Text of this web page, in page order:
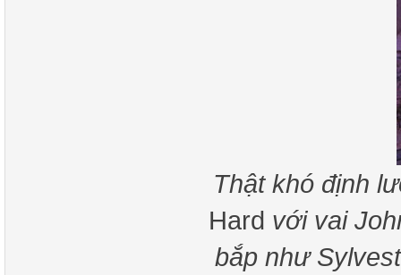
Thật khó định
Hard với vai
bắp như